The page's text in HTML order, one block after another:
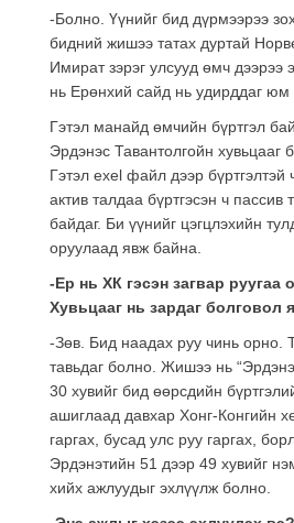
-Болно. Үүнийг бид дүрмээрээ
бидний жишээ татах дуртай
Имират зэрэг улсууд өмч дээрээ
нь Ерөнхий сайд нь удирддаг юм
Гэтэл манайд өмчийн бүртгэл
Эрдэнэс Тавантолгойн хувьцааг
Гэтэл exel файл дээр бүртгэлтэй
актив талдаа бүртгэсэн ч пассив
байдаг. Би үүнийг цэгцлэхийн
оруулаад явж байна.
-Ер нь ХК гэсэн загвар руугаа
Хувьцааг нь зардаг болговол
-Зөв. Бид наадах руу чинь орно.
тавьдаг болно. Жишээ нь
30 хувийг бид өөрсдийн
ашиглаад давхар Хонг-Конгийн
гаргах, бусад улс руу гаргах,
Эрдэнэтийн 51 дээр 49 хувийг
хийх ажлуудыг эхлүүлж болно.